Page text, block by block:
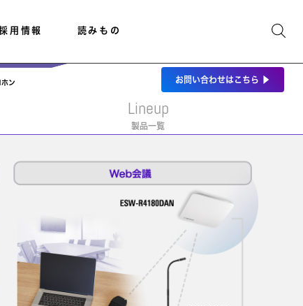
用情報 読みもの
ン お問い合わせはこちら ▶
Lineup
製品一覧